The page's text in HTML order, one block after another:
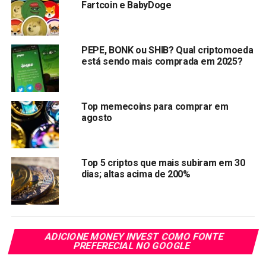
armazenamento e negociação.
Segundodados
no momento em que escrevemos é de US$ 0,00002836. O
token disparou 103,74% nas últimas 24 horas e
um 167,30% nos últimos 7 dias.
LEIA COM ATENÇÃO: Este textonãoconstitui
aconselhamento de investimento
de compra de qualquer criptomoeda
manter os interessados em criptomoedas informados
sobre os desenvolvimentos recentes.
Compartilhar:
Copy
Link
WhatsApp
Twitter
Facebook
Reddit
Email
TÓPICOS RELACIONADOS: BONK COINBASE
Fartcoin e BabyDoge
PEPE, BONK ou SHIB? Qual criptomoeda
está sendo mais comprada em 2025?
Top memecoins para comprar em
agosto
Top 5 criptos que mais subiram em 30
dias; altas acima de 200%
ADICIONE MONEY INVEST COMO FONTE
PREFERECIAL NO GOOGLE